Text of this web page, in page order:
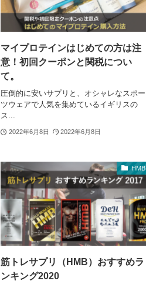
マイプロテインはじめての方は注
意！初回クーポンと関税につい
て。
圧倒的に安いサプリと、オシャレなスポー
ツウェアで人気を集めているイギリスの
ス...
2022年6月8日 2022年6月8日
HMB
筋トレサプリ（HMB）おすすめラ
ンキング2020